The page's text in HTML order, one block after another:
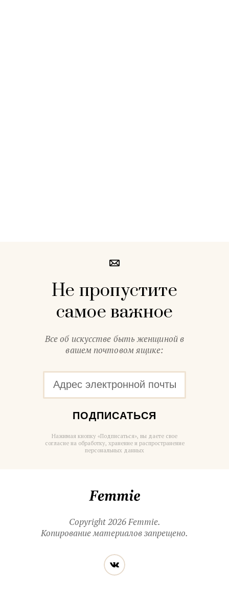
Не пропустите
самое важное
Все об искусстве быть женщиной в
вашем почтовом ящике:
ПОДПИСАТЬСЯ
Нажимая кнопку «Подписаться», вы даете свое
согласие на обработку, хранение и распространение
персональных данных
Copyright 2026 Femmie.
Копирование материалов запрещено.
Читайте
нас
в социальных